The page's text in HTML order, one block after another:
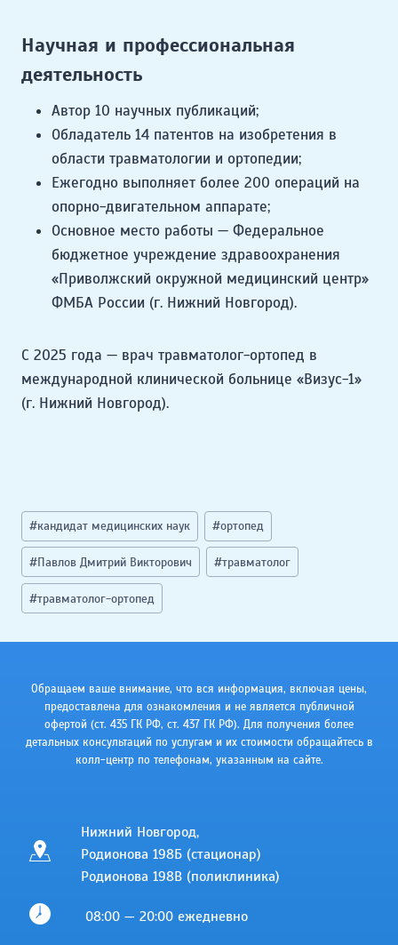
Научная и профессиональная
деятельность
Автор 10 научных публикаций;
Обладатель 14 патентов на изобретения в
области травматологии и ортопедии;
Ежегодно выполняет более 200 операций на
опорно-двигательном аппарате;
Основное место работы — Федеральное
бюджетное учреждение здравоохранения
«Приволжский окружной медицинский центр»
ФМБА России (г. Нижний Новгород).
С 2025 года — врач травматолог-ортопед в
международной клинической больнице «Визус-1»
(г. Нижний Новгород).
Метки
записи:
#кандидат медицинских наук #ортопед
#Павлов Дмитрий Викторович #травматолог
#травматолог-ортопед
Обращаем ваше внимание, что вся информация, включая цены,
предоставлена для ознакомления и не является публичной
офертой (ст. 435 ГК РФ, cт. 437 ГК РФ). Для получения более
детальных консультаций по услугам и их стоимости обращайтесь в
колл-центр по телефонам, указанным на сайте.
Нижний Новгород,
Родионова 198Б (стационар)
Родионова 198В (поликлиника)
08:00 — 20:00 ежедневно